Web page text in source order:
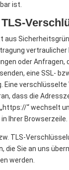
ist.
aus
vertraulicher
oder Anfragen,
eine SSL-
Eine verschlüsselte
dass die
“ wechselt
Ihrer Browserzeile.
TLS-
die Sie an uns
werden.